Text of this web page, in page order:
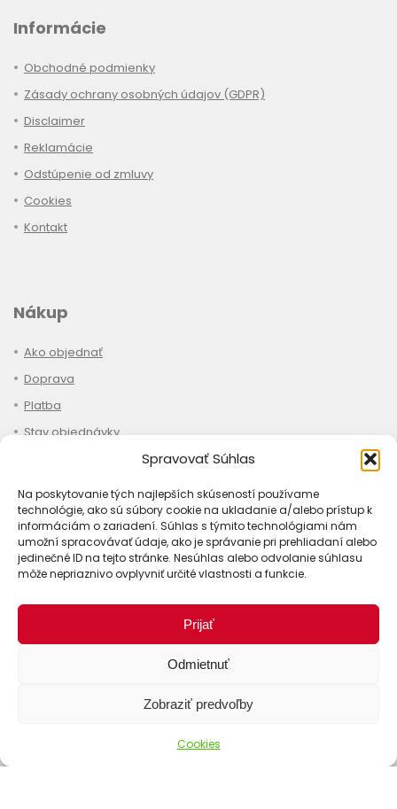
Spravovať Súhlas
Na poskytovanie tých najlepších skúseností používame
technológie, ako sú súbory cookie na ukladanie a/alebo prístup k
informáciám o zariadení. Súhlas s týmito technológiami nám
umožní spracovávať údaje, ako je správanie pri prehliadaní alebo
jedinečné ID na tejto stránke. Nesúhlas alebo odvolanie súhlasu
môže nepriaznivo ovplyvniť určité vlastnosti a funkcie.
Prijať
Odmietnuť
Zobraziť predvoľby
Cookies
Informácie
Obchodné podmienky
Zásady ochrany osobných údajov (GDPR)
Disclaimer
Reklamácie
Odstúpenie od zmluvy
Cookies
Kontakt
Nákup
Ako objednať
Doprava
Platba
Stav objednávky